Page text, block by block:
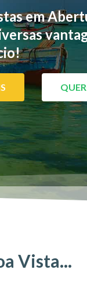
em
Vista...